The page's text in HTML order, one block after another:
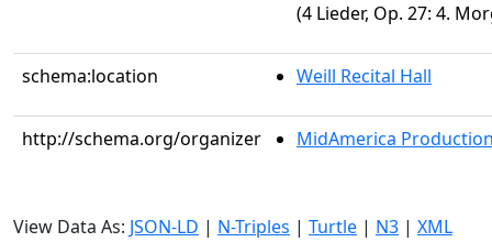
(4 Lieder, Op. 27: 4.
schema:location Weill Recital Hall
http://schema.org/organizer MidAmerica
View Data As: JSON-LD | N-Triples | Turtle | N3 | XML